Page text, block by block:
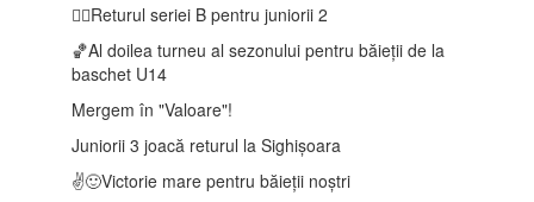
🤾‍♂️Returul seriei B pentru juniorii 2
🏀Al doilea turneu al sezonului pentru băieții de la
baschet U14
Mergem în "Valoare"!
Juniorii 3 joacă returul la Sighișoara
✌️🙂Victorie mare pentru băieții noștri